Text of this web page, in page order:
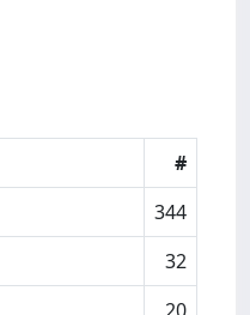
#
344
32